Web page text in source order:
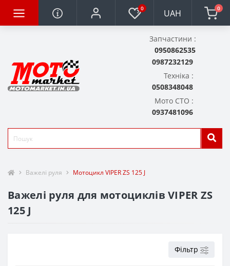
0 UAH 0
Запчастини :
0950862535
0987232129
Техніка :
0508348048
Мото СТО :
0937481096
Важелі руля Мотоцикл VIPER ZS 125 J
Важелі руля для мотоциклів VIPER ZS
125 J
Фільтр